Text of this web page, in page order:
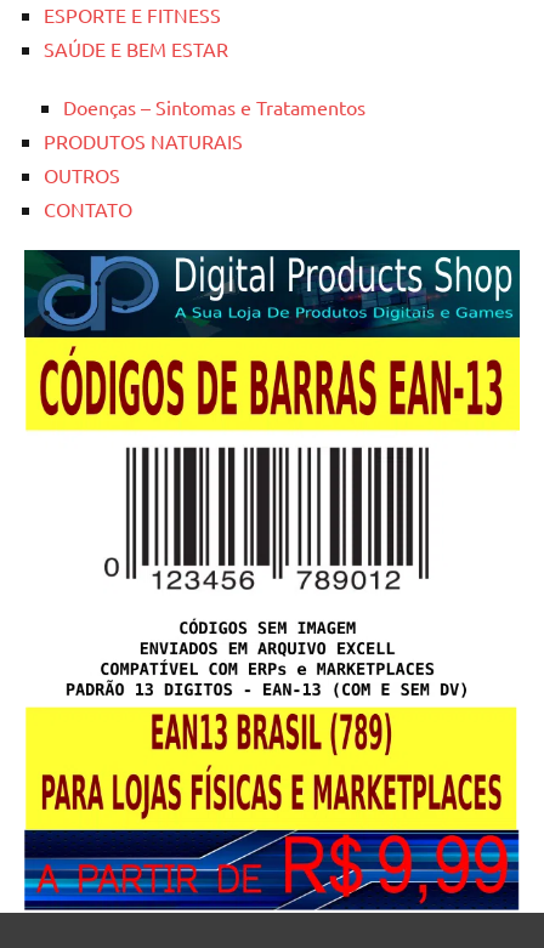
ESPORTE E FITNESS
SAÚDE E BEM ESTAR
Doenças – Sintomas e Tratamentos
PRODUTOS NATURAIS
OUTROS
CONTATO